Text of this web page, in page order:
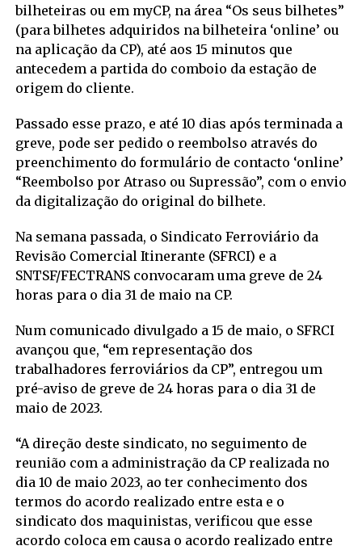
bilheteiras ou em myCP, na área “Os seus bilhetes”
(para bilhetes adquiridos na bilheteira ‘online’ ou
na aplicação da CP), até aos 15 minutos que
antecedem a partida do comboio da estação de
origem do cliente.
Passado esse prazo, e até 10 dias após terminada a
greve, pode ser pedido o reembolso através do
preenchimento do formulário de contacto ‘online’
“Reembolso por Atraso ou Supressão”, com o envio
da digitalização do original do bilhete.
Na semana passada, o Sindicato Ferroviário da
Revisão Comercial Itinerante (SFRCI) e a
SNTSF/FECTRANS convocaram uma greve de 24
horas para o dia 31 de maio na CP.
Num comunicado divulgado a 15 de maio, o SFRCI
avançou que, “em representação dos
trabalhadores ferroviários da CP”, entregou um
pré-aviso de greve de 24 horas para o dia 31 de
maio de 2023.
“A direção deste sindicato, no seguimento de
reunião com a administração da CP realizada no
dia 10 de maio 2023, ao ter conhecimento dos
termos do acordo realizado entre esta e o
sindicato dos maquinistas, verificou que esse
acordo coloca em causa o acordo realizado entre